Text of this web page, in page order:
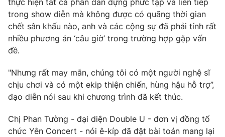
Ðiện thoại Thời báo VTV:024.66 897 897
Email:toasoan@vtv.vn
Liên hệ quảng cáo: 024-7300.7108
thực hiện tất cả phần dàn dựng phức tạp và liên tiếp
trong show diễn mà không được có quãng thời gian
chết sân khấu nào, anh và các cộng sự đã phải tính rất
nhiều phương án ‘câu giờ’ trong trường hợp gặp vấn
đề.
"Nhưng rất may mắn, chúng tôi có một người nghệ sĩ
chịu chơi và có một ekip thiện chiến, hùng hậu hỗ trợ”,
đạo diễn nói sau khi chương trình đã kết thúc.
Chị Phan Tường - đại diện Double U - đơn vị đồng tổ
chức Yên Concert - nói ê-kíp đã đặt bài toán mang lại